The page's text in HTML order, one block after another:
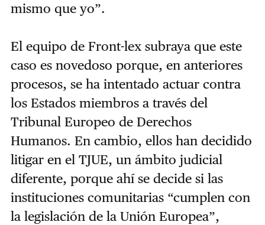
mismo que yo”.
El equipo de Front-lex subraya que este
caso es novedoso porque, en anteriores
procesos, se ha intentado actuar contra
los Estados miembros a través del
Tribunal Europeo de Derechos
Humanos. En cambio, ellos han decidido
litigar en el TJUE, un ámbito judicial
diferente, porque ahí se decide si las
instituciones comunitarias “cumplen con
la legislación de la Unión Europea”,